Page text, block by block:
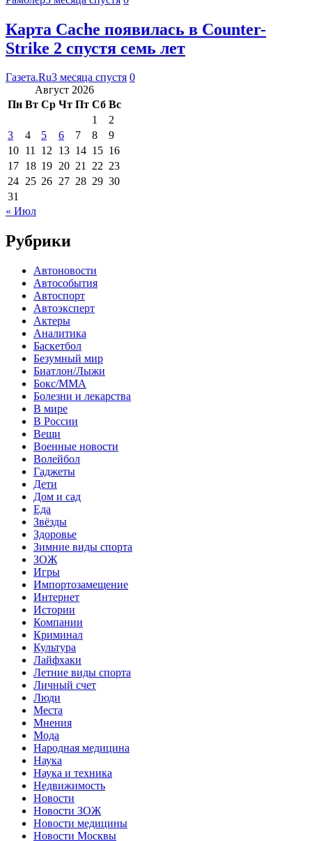
Карта Cache появилась в Counter-
Strike 2 спустя семь лет
Газета.Ru3 месяца спустя 0
Август 2026
Пн Вт Ср Чт Пт Сб Вс
1
2
3
4 5 6 7 8
9
10 11 12 13 14 15 16
17 18 19 20 21 22 23
24 25 26 27 28 29 30
31
« Июл
Рубрики
Автоновости
Автособытия
Автоспорт
Автоэксперт
Актеры
Аналитика
Баскетбол
Безумный мир
Биатлон/Лыжи
Бокс/MMA
Болезни и лекарства
В мире
В России
Вещи
Военные новости
Волейбол
Гаджеты
Дети
Дом и сад
Еда
Звёзды
Здоровье
Зимние виды спорта
ЗОЖ
Игры
Импортозамещение
Интернет
Истории
Компании
Криминал
Культура
Лайфхаки
Летние виды спорта
Личный счет
Люди
Места
Мнения
Мода
Народная медицина
Наука
Наука и техника
Недвижимость
Новости
Новости ЗОЖ
Новости медицины
Новости Москвы